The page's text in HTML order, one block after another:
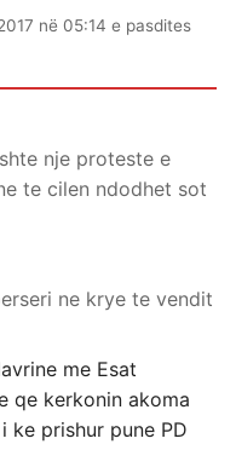
në 05:14 e pasdites
nje proteste e
te cilen ndodhet sot
ne krye te vendit
me Esat
qe kerkonin akoma
ke prishur pune PD